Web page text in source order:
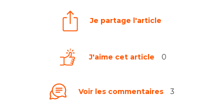
Je partage l'article
J'aime cet article 0
Voir les commentaires 3